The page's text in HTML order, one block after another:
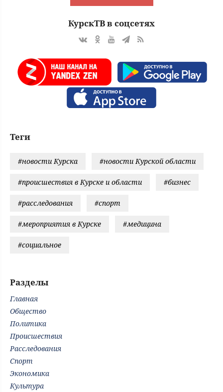
КурскТВ в соцсетях
Теги
#новости Курска #новости Курской области
#происшествия в Курске и области #бизнес
#расследования #спорт
#мероприятия в Курске #медицина
#социальное
Разделы
Главная
Общество
Политика
Происшествия
Расследования
Спорт
Экономика
Культура